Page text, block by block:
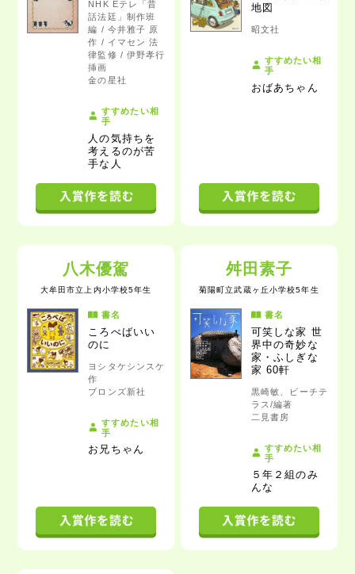
NHK Eテレ「昔
話法廷」制作班
編 / 今井雅子 原
作 / イマセン 法
律監修 / 伊野孝行
挿画
金の星社
すすめたい相
手
人の気持ちを
考えるのが苦
手な人
地図
昭文社
すすめたい相
手
おばあちゃん
八木優駕
大牟田市立上内小学校5年生
書名
ころべばいい
のに
ヨシタケシンスケ
作
ブロンズ新社
すすめたい相
手
お兄ちゃん
舛田素子
菊陽町立武蔵ヶ丘小学校5年生
書名
可笑しな家 世
界中の奇妙な
家・ふしぎな
家 60軒
黒崎敏、ビーチテ
ラス/編著
二見書房
すすめたい相
手
５年２組のみ
んな